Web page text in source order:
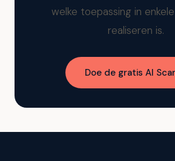
welke toepassing in
realiseren is.
Doe de gratis AI